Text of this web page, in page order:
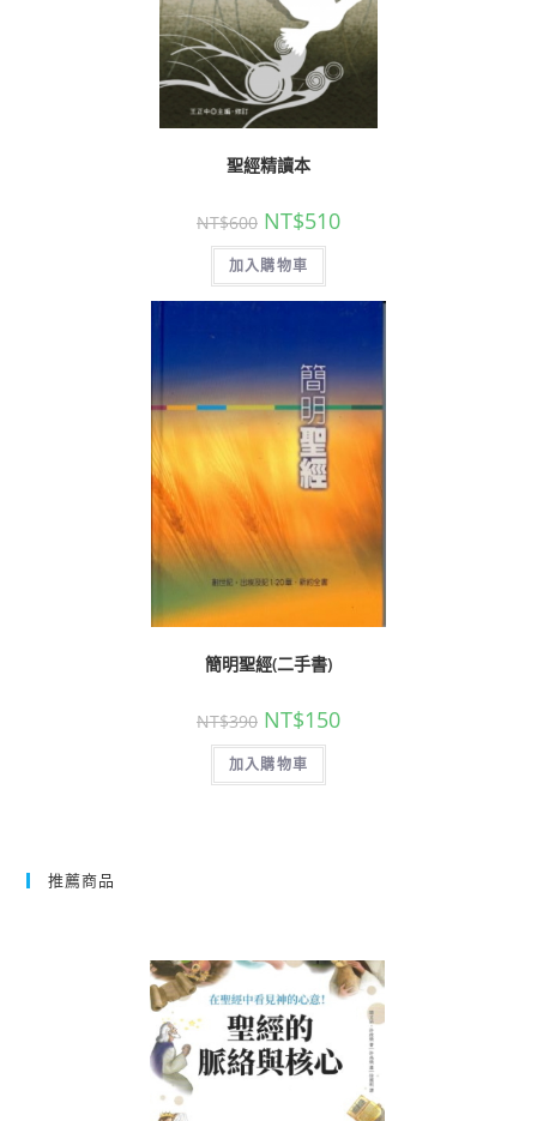
聖經精讀本
NT$600 NT$510
加入購物車
簡明聖經(二手書)
NT$390 NT$150
加入購物車
推薦商品